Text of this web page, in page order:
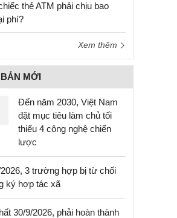
thẻ ATM phải chịu bao
phí?
Xem thêm
MỚI
Đến năm 2030, Việt Nam
đặt mục tiêu làm chủ tối
thiểu 4 công nghệ chiến
lược
3 trường hợp bị từ chối
ký hợp tác xã
30/9/2026, phải hoàn thành